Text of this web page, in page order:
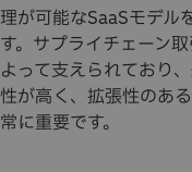
理が可能なSaaSモデル
す。サプライチェーン
よって支えられており
性が高く、拡張性のあ
常に重要です。